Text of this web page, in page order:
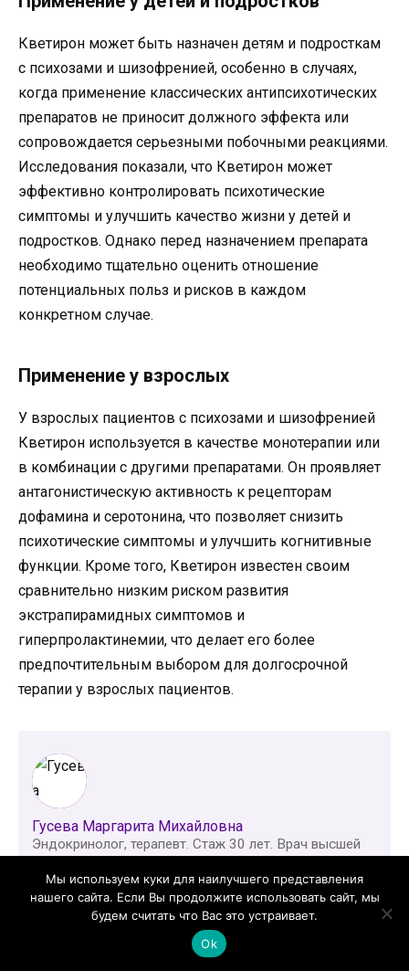
Кветирон может быть назначен детям и подросткам
с психозами и шизофренией, особенно в случаях,
когда применение классических антипсихотических
препаратов не приносит должного эффекта или
сопровождается серьезными побочными реакциями.
Исследования показали, что Кветирон может
эффективно контролировать психотические
симптомы и улучшить качество жизни у детей и
подростков. Однако перед назначением препарата
необходимо тщательно оценить отношение
потенциальных польз и рисков в каждом
конкретном случае.
Применение у взрослых
У взрослых пациентов с психозами и шизофренией
Кветирон используется в качестве монотерапии или
в комбинации с другими препаратами. Он проявляет
антагонистическую активность к рецепторам
дофамина и серотонина, что позволяет снизить
психотические симптомы и улучшить когнитивные
функции. Кроме того, Кветирон известен своим
сравнительно низким риском развития
экстрапирамидных симптомов и
гиперпролактинемии, что делает его более
предпочтительным выбором для долгосрочной
терапии у взрослых пациентов.
Гусева Маргарита Михайловна
Эндокринолог, терапевт. Стаж 30 лет. Врач высшей
категории.
Мы используем куки для наилучшего представления
нашего сайта. Если Вы продолжите использовать сайт, мы
будем считать что Вас это устраивает.
Ok